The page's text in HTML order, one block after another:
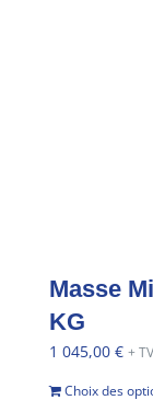
Masse
KG
1 045,00 € +
Choix des